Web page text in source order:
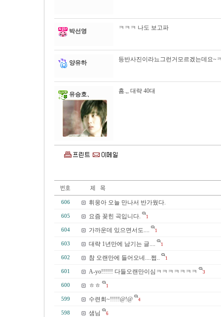
박선영 ㅋㅋㅋ 나도 보고파
양유하 등반사진이라뇨그런거모르겠는데요~
유승호、 흠.,, 대략 40대
606 휘웅아 오늘 만나서 반가웠다.
605 요즘 꽂힌 곡입니다. 1
604 가까운데 있으면서도.... 1
603 대략 1년만에 남기는 글.... 1
602 참 오랜만에 들어오네....쩝.. 1
601 A-yo!!!!!! 다들오랜만이심ㅋㅋㅋㅋㅋㅋㅋ 3
600 ㅎㅎ 1
599 수련회~!!!!!@!@ 4
598 샘님 6